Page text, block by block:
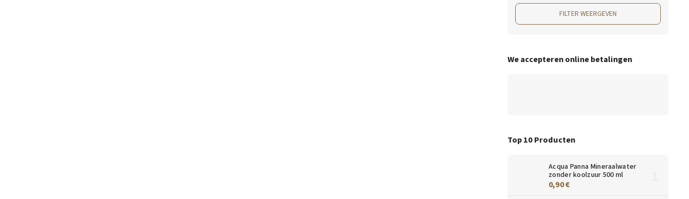
FILTER WEERGEVEN
We accepteren online betalingen
Top 10 Producten
Acqua Panna Mineraalwater
zonder koolzuur 500 ml
0,90 €